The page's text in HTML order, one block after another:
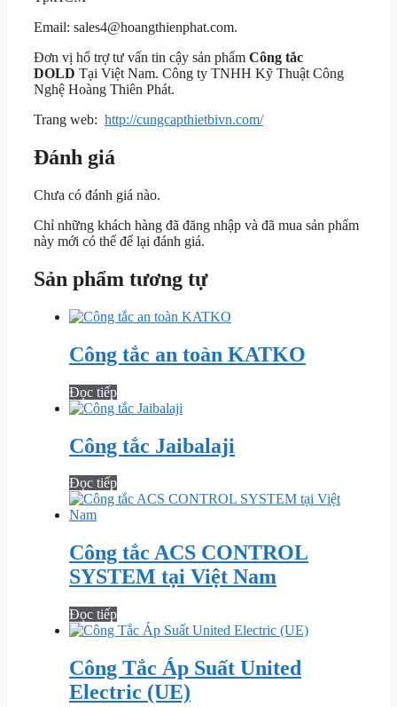
Email: sales4@hoangthienphat.com.
Đơn vị hổ trợ tư vấn tin cậy sản phẩm Công tắc
DOLD Tại Việt Nam. Công ty TNHH Kỹ Thuật Công
Nghệ Hoàng Thiên Phát.
Trang web: http://cungcapthietbivn.com/
Đánh giá
Chưa có đánh giá nào.
Chỉ những khách hàng đã đăng nhập và đã mua sản phẩm
này mới có thể để lại đánh giá.
Sản phẩm tương tự
Công tắc an toàn KATKO
Đọc tiếp
Công tắc Jaibalaji
Đọc tiếp
Công tắc ACS CONTROL
SYSTEM tại Việt Nam
Đọc tiếp
Công Tắc Áp Suất United
Electric (UE)